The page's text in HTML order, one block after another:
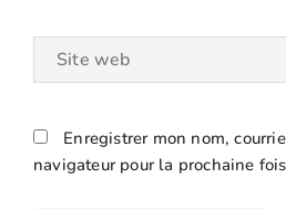
Site
Enregistrer mon nom,
navigateur pour la prochaine